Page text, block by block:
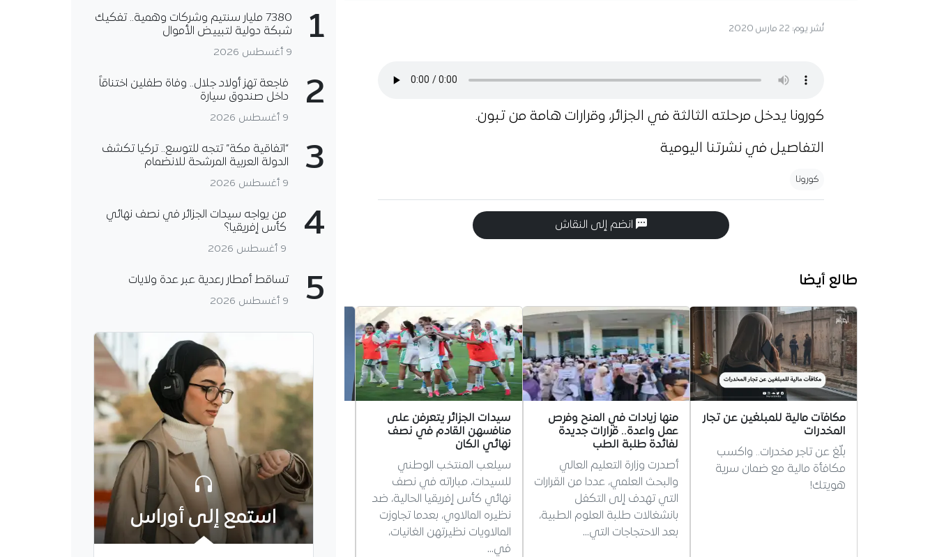
آخر تحديث:23 مارس 2020
كورونا يدخل مرحلته الثالثة في الجزائر، وقرارات هامة من تبون.
التفاصيل في نشرتنا اليومية
كورونا
انضم إلى النقاش
طالع أيضا
مكافآت مالية للمبلغين عن تجار
المخدرات
بلّغ عن تاجر مخدرات.. واكسب
مكافأة مالية مع ضمان سرية
هويتك!
منها زيادات في المنح وفرص
عمل واعدة.. قرارات جديدة
لفائدة طلبة الطب
أصدرت وزارة التعليم العالي
والبحث العلمي، عددا من القرارات
التي تهدف إلى التكفل
بانشغالات طلبة العلوم الطبية،
بعد الاحتجاجات التي…
سيدات الجزائر يتعرفن على
منافسهن القادم في نصف
نهائي الكان
سيلعب المنتخب الوطني
للسيدات، مباراته في نصف
نهائي كأس إفريقيا الحالية، ضد
نظيره المالاوي، بعدما تجاوزت
المالاويات نظيرتهن الغانيات،
في…
سقوط من علو كاد يودي
بحياته.. جراحة نادرة تنقذ طفلاً
نجح فريق طبي بالجزائر في إنقاذ
طفل عمره 3 سنوات بعد إصابته
بتمدد شرياني كاذب نادر على
مستوى الشريان الأبهر…
1
7380 مليار سنتيم وشركات وهمية.. تفكيك
شبكة دولية لتبييض الأموال
9 أغسطس 2026
2
فاجعة تهز أولاد جلال.. وفاة طفلين اختناقاً
داخل صندوق سيارة
9 أغسطس 2026
3
“اتفاقية مكة” تتجه للتوسع.. تركيا تكشف
الدولة العربية المرشحة للانضمام
9 أغسطس 2026
4
من يواجه سيدات الجزائر في نصف نهائي
كأس إفريقيا؟
9 أغسطس 2026
5 تساقط أمطار رعدية عبر عدة ولايات
9 أغسطس 2026
استمع إلى أوراس